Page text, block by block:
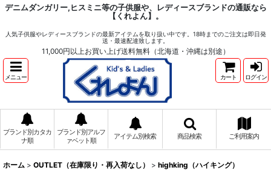
デニムダンガリー,ヒスミニ等の子供服や、レディースブランドの通販なら
【くれよん】。
人気子供服やレディースブランドの最新アイテムを取り扱い中です。18時までのご注文は即日発
送・最速配達致します。
11,000円以上お買い上げ送料無料（北海道・沖縄は別途）
メニュー カート ログイン
ブランド別カタカ
ナ順
ブランド別アルフ
ァベット順
アイテム別検索 商品検索 ご利用案内
ホーム > OUTLET（在庫限り・再入荷なし） > highking（ハイキング）